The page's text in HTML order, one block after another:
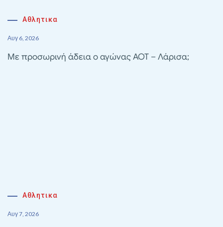
Αθλητικα
Αυγ 6, 2026
Με προσωρινή άδεια ο αγώνας ΑΟΤ – Λάρισα;
Αθλητικα
Αυγ 7, 2026